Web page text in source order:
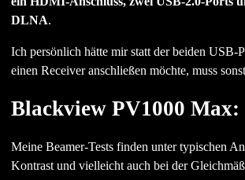
DLNA.
Ich persönlich hätte mir statt der beiden USB-
einen Receiver anschließen möchte, muss
Blackview PV1000
Meine Beamer-Tests finden unter typischen
Kontrast und vielleicht auch bei der